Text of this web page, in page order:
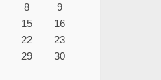
8
9
15
16
22
23
29
30